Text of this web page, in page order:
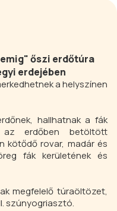
őszi erdőtúra
erdejében
a helyszínen
hallhatnak a fák
az erdőben betöltött
kötődő rovar, madár és
fák kerületének és
megfelelő túraöltözet,
szúnyogriasztó.